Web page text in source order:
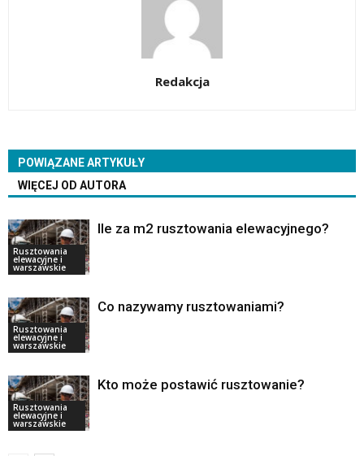
Redakcja
POWIĄZANE ARTYKUŁY
WIĘCEJ OD AUTORA
Rusztowania
elewacyjne i
warszawskie
Ile za m2 rusztowania elewacyjnego?
Rusztowania
elewacyjne i
warszawskie
Co nazywamy rusztowaniami?
Rusztowania
elewacyjne i
warszawskie
Kto może postawić rusztowanie?